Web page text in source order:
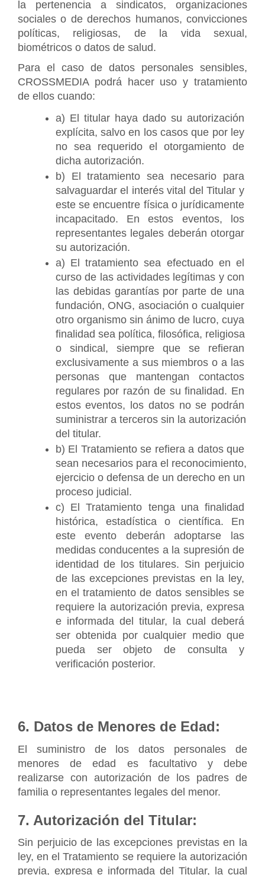
la pertenencia a sindicatos, organizaciones
sociales o de derechos humanos, convicciones
políticas, religiosas, de la vida sexual,
biométricos o datos de salud.
Para el caso de datos personales sensibles,
CROSSMEDIA podrá hacer uso y tratamiento
de ellos cuando:
a) El titular haya dado su autorización
explícita, salvo en los casos que por ley
no sea requerido el otorgamiento de
dicha autorización.
b) El tratamiento sea necesario para
salvaguardar el interés vital del Titular y
este se encuentre física o jurídicamente
incapacitado. En estos eventos, los
representantes legales deberán otorgar
su autorización.
a) El tratamiento sea efectuado en el
curso de las actividades legítimas y con
las debidas garantías por parte de una
fundación, ONG, asociación o cualquier
otro organismo sin ánimo de lucro, cuya
finalidad sea política, filosófica, religiosa
o sindical, siempre que se refieran
exclusivamente a sus miembros o a las
personas que mantengan contactos
regulares por razón de su finalidad. En
estos eventos, los datos no se podrán
suministrar a terceros sin la autorización
del titular.
b) El Tratamiento se refiera a datos que
sean necesarios para el reconocimiento,
ejercicio o defensa de un derecho en un
proceso judicial.
c) El Tratamiento tenga una finalidad
histórica, estadística o científica. En
este evento deberán adoptarse las
medidas conducentes a la supresión de
identidad de los titulares. Sin perjuicio
de las excepciones previstas en la ley,
en el tratamiento de datos sensibles se
requiere la autorización previa, expresa
e informada del titular, la cual deberá
ser obtenida por cualquier medio que
pueda ser objeto de consulta y
verificación posterior.
6. Datos de Menores de Edad:
El suministro de los datos personales de
menores de edad es facultativo y debe
realizarse con autorización de los padres de
familia o representantes legales del menor.
7. Autorización del Titular:
Sin perjuicio de las excepciones previstas en la
ley, en el Tratamiento se requiere la autorización
previa, expresa e informada del Titular, la cual